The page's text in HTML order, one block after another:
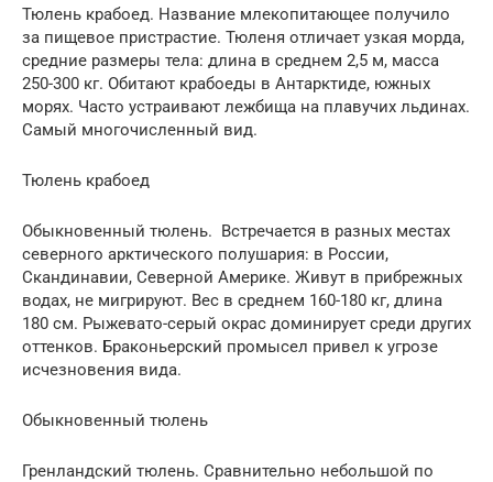
Тюлень крабоед. Название млекопитающее получило
за пищевое пристрастие. Тюленя отличает узкая морда,
средние размеры тела: длина в среднем 2,5 м, масса
250-300 кг. Обитают крабоеды в Антарктиде, южных
морях. Часто устраивают лежбища на плавучих льдинах.
Самый многочисленный вид.
Тюлень крабоед
Обыкновенный тюлень. Встречается в разных местах
северного арктического полушария: в России,
Скандинавии, Северной Америке. Живут в прибрежных
водах, не мигрируют. Вес в среднем 160-180 кг, длина
180 см. Рыжевато-серый окрас доминирует среди других
оттенков. Браконьерский промысел привел к угрозе
исчезновения вида.
Обыкновенный тюлень
Гренландский тюлень. Сравнительно небольшой по